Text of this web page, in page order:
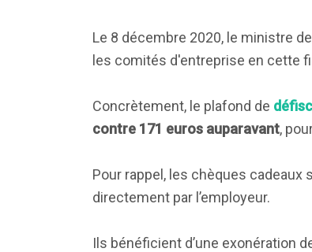
Le 8 décembre 2020, le ministre
les comités d'entreprise en cette
Concrètement, le plafond de
contre 171 euros auparavant,
Pour rappel, les chèques
directement par l’employeur.
Ils bénéficient d’une exonération